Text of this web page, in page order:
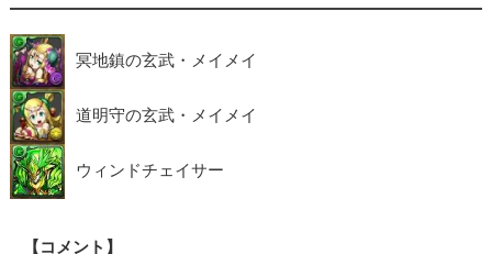
冥地鎮の玄武・メイメイ
道明守の玄武・メイメイ
ウィンドチェイサー
【コメント】